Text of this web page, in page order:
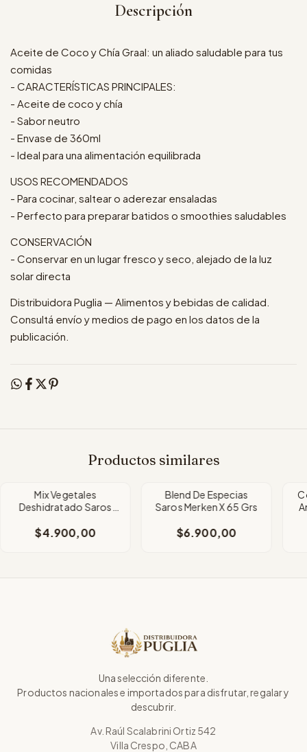
Descripción
Aceite de Coco y Chía Graal: un aliado saludable para tus
comidas
- CARACTERÍSTICAS PRINCIPALES:
- Aceite de coco y chía
- Sabor neutro
- Envase de 360ml
- Ideal para una alimentación equilibrada
USOS RECOMENDADOS
- Para cocinar, saltear o aderezar ensaladas
- Perfecto para preparar batidos o smoothies saludables
CONSERVACIÓN
- Conservar en un lugar fresco y seco, alejado de la luz
solar directa
Distribuidora Puglia — Alimentos y bebidas de calidad.
Consultá envío y medios de pago en los datos de la
publicación.
Productos similares
Mix Vegetales
Deshidratado Saros
$4.900,00
Blend De Especias
Saros Merken X 65 Grs
$6.900,00
Una selección diferente.
Productos nacionales e importados para disfrutar, regalar y
descubrir.
Av. Raúl Scalabrini Ortiz 542
Villa Crespo, CABA